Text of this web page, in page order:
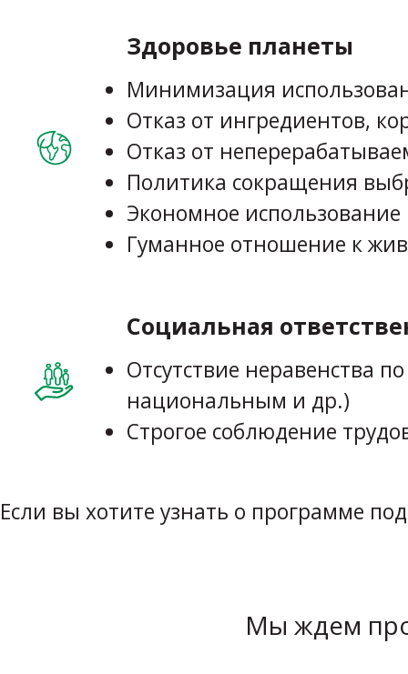
Здоровье планеты
Минимизация
Отказ от ингредиентов,
Отказ от
Политика сокращения
Экономное
Гуманное отношение к
Социальная
Отсутствие неравенства
национальным и др.)
Строгое соблюдение
Если вы хотите узнать о программе
Мы ждем